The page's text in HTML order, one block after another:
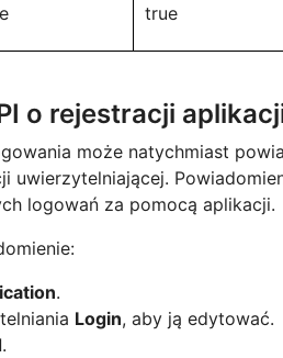
true
o rejestracji
może natychmiast
uwierzytelniającej.
logowań za pomocą aplikacji.
.
Login, aby ją edytować.
.